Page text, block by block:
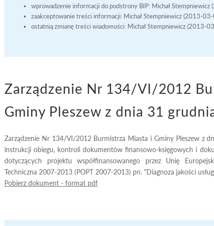
wprowadzenie informacji do podstrony BIP: Michał
zaakceptowanie treści informacji: Michał Stempniewicz (2013-
ostatnią zmianę treści wiadomości: Michał Stempniewicz (2013-
Zarządzenie Nr 134/VI/2012
Gminy Pleszew z dnia 31
Zarządzenie Nr 134/VI/2012 Burmistrza Miasta i Gminy Pleszew z
instrukcji obiegu, kontroli dokumentów finansowo-księgowych i
dotyczących projektu współfinansowanego przez Unię
Techniczna 2007-2013 (POPT 2007-2013) pn. "Diagnoza jakości
Pobierz dokument - format pdf